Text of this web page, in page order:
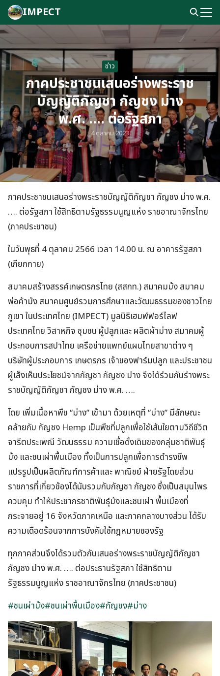
Skip
content
IMPECT
Search
for:
ข่าว
ภาคประชาชนเสนอร่างพระราช
บัญญัติกัญชา กัญชง ม่าง
พ.ศ. …. ต่อรัฐสภา
4 ตุลาคม 2023
ภาคประชาชนเสนอร่างพระราชบัญญัติกัญชา กัญชง ม่าง พ.ศ.
…. ต่อรัฐสภา ใช้สิทธิตามรัฐธรรมนูญแห่ง ราชอาณาจักรไทย
(ภาคประชาชน)
ในวันพุธที่ 4 ตุลาคม 2566 เวลา 14.00 น. ณ อาคารรัฐสภา
(เกียกกาย)
สมาคมสร้างสรรค์เกษตรกรไทย (สสกท.) สมาคมม้ง สมาคม
พ่อค้าม้ง สมาคมศูนย์รวมการศึกษาและวัฒนธรรมของชาวไทย
ภูเขา ในประเทศไทย (IMPECT) มูลนิธิเฮมพ์ฟอร์ไลฟ
ประเทศไทย วิสาหกิจ ชุมชน ผู้ปลูกและ ผลิตผ้าม่าง สมาคมผู้
ประกอบการสปาไทย เครือข่ายแพทย์แผนไทยสาขาต่าง ๆ
บริษัทผู้ประกอบการ เกษตรกร เจ้าของฟาร์มปลูก และประชาชน
ผู้เล็งเห็นประโยชน์จากกัญชา กัญชง ม่าง จึงได้ร่วมกันร่างพระ
ราชบัญญัติกัญชา กัญชง ม่าง พ.ศ. ….
โดย เพิ่มเนื้อหาพืช “ม่าง” เข้ามา ด้วยเหตุที่ “ม่าง” มีลักษณะ
คล้ายกับ กัญชง Hemp เป็นพืชที่ปลูกเพื่อใช้เส้นใยตามวิถีชีวิต
จารีตประเพณี วัฒนธรรม ความเชื่อดั้งเดิมของกลุ่มชาติพันธุ์
ม้ง และชนเผ่าพื้นเมือง ทั้งเป็นการปลูกเพื่อการดำรงชีพ
แปรรูปเป็นผลิตภัณฑ์การค้าและ พาณิชย์ ฝ่ายรัฐโดยส่วน
ราชการที่เกี่ยวข้องได้นับรวมกับกัญชา กัญชง ซึ่งเป็นสมุนไพร
ควบคุม ทำให้ประชากรชาติพันธุ์ม้งและชนเผ่า พื้นเมืองที่
กระจายอยู่ 16 จังหวัดภาคเหนือ และภาคกลางบางส่วน ได้รับ
ความเดือดร้อนจากการบังคับใช้กฎหมายของรัฐ
ทุกภาคส่วนจึงได้รวมตัวกันเสนอร่างพระราชบัญญัติกัญชา
กัญชง ม่าง พ.ศ. …. ต่อประธานรัฐสภา ใช้สิทธิตาม
รัฐธรรมนูญแห่ง ราชอาณาจักรไทย (ภาคประชาชน)
#ชนเผ่าม้ง#ชนเผ่าพื้นเมือง#กัญชง#ม่าง